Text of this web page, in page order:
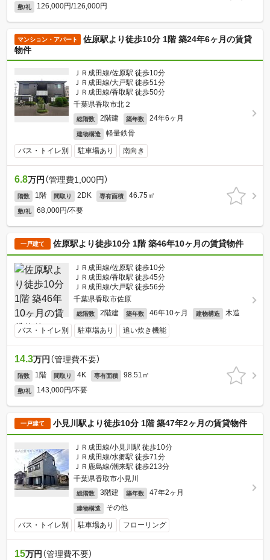
敷/礼 126,000円/126,000円
マンション・アパート
佐原駅より徒歩10分 1階 築24年6ヶ月の賃貸
物件
ＪＲ成田線/佐原駅 徒歩10分
ＪＲ成田線/大戸駅 徒歩51分
ＪＲ成田線/香取駅 徒歩50分
千葉県香取市北２
総階数 2階建 築年数 24年6ヶ月
建物構造 軽量鉄骨
バス・トイレ別 駐車場あり 南向き
6.8万円 （管理費1,000円）
階数 1階 間取り 2DK 専有面積 46.75㎡
敷/礼 68,000円/不要
一戸建て 佐原駅より徒歩10分 1階 築46年10ヶ月の賃貸物件
ＪＲ成田線/佐原駅 徒歩10分
ＪＲ成田線/香取駅 徒歩45分
ＪＲ成田線/大戸駅 徒歩56分
千葉県香取市佐原
総階数 2階建 築年数 46年10ヶ月 建物構造 木造
バス・トイレ別 駐車場あり 追い炊き機能
14.3万円 （管理費不要）
階数 1階 間取り 4K 専有面積 98.51㎡
敷/礼 143,000円/不要
一戸建て 小見川駅より徒歩10分 1階 築47年2ヶ月の賃貸物件
ＪＲ成田線/小見川駅 徒歩10分
ＪＲ成田線/水郷駅 徒歩71分
ＪＲ鹿島線/潮来駅 徒歩213分
千葉県香取市小見川
総階数 3階建 築年数 47年2ヶ月
建物構造 その他
バス・トイレ別 駐車場あり フローリング
15万円 （管理費不要）